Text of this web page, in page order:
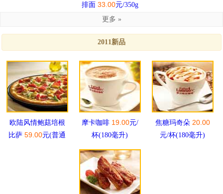
排面 33.00元/350g
更多 »
2011新品
欧陆风情鲍菇培根
比萨 59.00元(普通
摩卡咖啡 19.00元/
杯(180毫升)
焦糖玛奇朵 20.00
元/杯(180毫升)